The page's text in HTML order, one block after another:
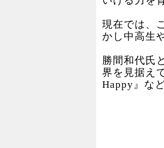
現在では、
かし中高生
勝間和代氏
界を見据え
Happy』な